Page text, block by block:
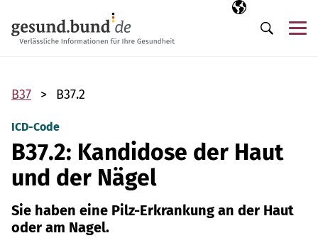
Ausgewählte
DE
Suche
B37 B37.2
ICD-Code
B37.2: Kandidose der Haut
und der Nägel
Sie haben eine Pilz-Erkrankung an der Haut
oder am Nagel.